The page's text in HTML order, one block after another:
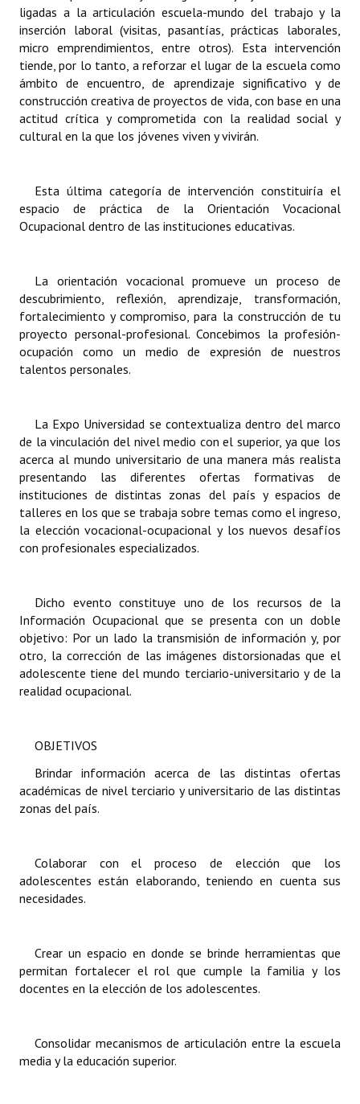
ligadas a la articulación escuela-mundo del trabajo y la
inserción laboral (visitas, pasantías, prácticas laborales,
micro emprendimientos, entre otros). Esta intervención
tiende, por lo tanto, a reforzar el lugar de la escuela como
ámbito de encuentro, de aprendizaje significativo y de
construcción creativa de proyectos de vida, con base en una
actitud crítica y comprometida con la realidad social y
cultural en la que los jóvenes viven y vivirán.
Esta última categoría de intervención constituiría el
espacio de práctica de la Orientación Vocacional
Ocupacional dentro de las instituciones educativas.
La orientación vocacional promueve un proceso de
descubrimiento, reflexión, aprendizaje, transformación,
fortalecimiento y compromiso, para la construcción de tu
proyecto personal-profesional. Concebimos la profesión-
ocupación como un medio de expresión de nuestros
talentos personales.
La Expo Universidad se contextualiza dentro del marco
de la vinculación del nivel medio con el superior, ya que los
acerca al mundo universitario de una manera más realista
presentando las diferentes ofertas formativas de
instituciones de distintas zonas del país y espacios de
talleres en los que se trabaja sobre temas como el ingreso,
la elección vocacional-ocupacional y los nuevos desafíos
con profesionales especializados.
Dicho evento constituye uno de los recursos de la
Información Ocupacional que se presenta con un doble
objetivo: Por un lado la transmisión de información y, por
otro, la corrección de las imágenes distorsionadas que el
adolescente tiene del mundo terciario-universitario y de la
realidad ocupacional.
OBJETIVOS
Brindar información acerca de las distintas ofertas
académicas de nivel terciario y universitario de las distintas
zonas del país.
Colaborar con el proceso de elección que los
adolescentes están elaborando, teniendo en cuenta sus
necesidades.
Crear un espacio en donde se brinde herramientas que
permitan fortalecer el rol que cumple la familia y los
docentes en la elección de los adolescentes.
Consolidar mecanismos de articulación entre la escuela
media y la educación superior.